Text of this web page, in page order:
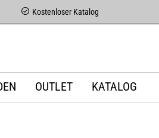
Kostenloser Katalog
OUTLET KATALOG